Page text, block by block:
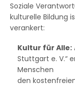
Soziale
kulturelle Bildung
verankert:
Kultur für Alle:
Stuttgart e. V.“
Menschen
den